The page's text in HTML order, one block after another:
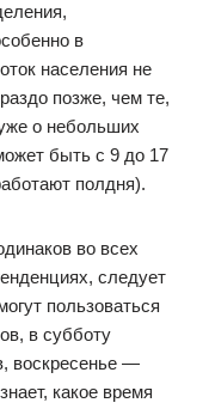
в
населения не
позже, чем те,
о небольших
быть с 9 до 17
полдня).
во всех
следует
пользоваться
в субботу
воскресенье —
какое время